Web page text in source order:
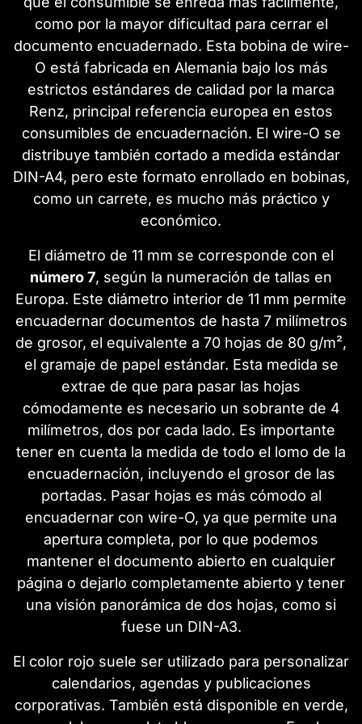
como por la mayor dificultad para cerrar el
documento encuadernado. Esta bobina de wire-
O está fabricada en Alemania bajo los más
estrictos estándares de calidad por la marca
Renz, principal referencia europea en estos
consumibles de encuadernación. El wire-O se
distribuye también cortado a medida estándar
DIN-A4, pero este formato enrollado en bobinas,
como un carrete, es mucho más práctico y
económico.
El diámetro de 11 mm se corresponde con el
número 7, según la numeración de tallas en
Europa. Este diámetro interior de 11 mm permite
encuadernar documentos de hasta 7 milímetros
de grosor, el equivalente a 70 hojas de 80 g/m²,
el gramaje de papel estándar. Esta medida se
extrae de que para pasar las hojas
cómodamente es necesario un sobrante de 4
milímetros, dos por cada lado. Es importante
tener en cuenta la medida de todo el lomo de la
encuadernación, incluyendo el grosor de las
portadas. Pasar hojas es más cómodo al
encuadernar con wire-O, ya que permite una
apertura completa, por lo que podemos
mantener el documento abierto en cualquier
página o dejarlo completamente abierto y tener
una visión panorámica de dos hojas, como si
fuese un DIN-A3.
El color rojo suele ser utilizado para personalizar
calendarios, agendas y publicaciones
corporativas. También está disponible en verde,